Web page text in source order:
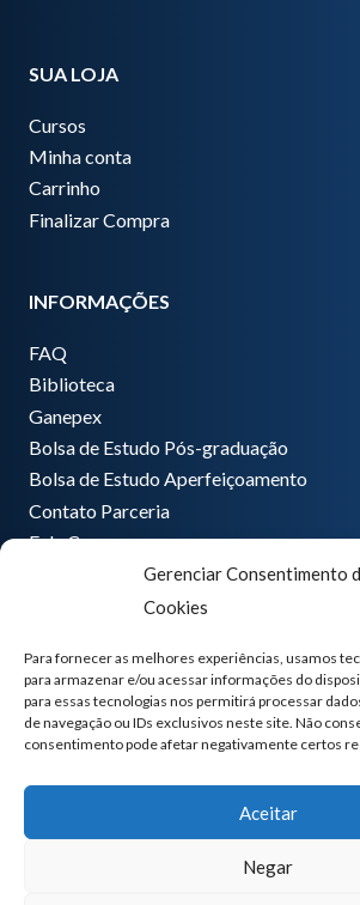
Gerenciar Consentimento
Cookies
Para fornecer as melhores experiências, usamos
para armazenar e/ou acessar informações do
para essas tecnologias nos permitirá processar
de navegação ou IDs exclusivos neste site. Não
consentimento pode afetar negativamente certos
Aceitar
Negar
SUA LOJA
Cursos
Minha conta
Carrinho
Finalizar Compra
INFORMAÇÕES
FAQ
Biblioteca
Ganepex
Bolsa de Estudo Pós-graduação
Bolsa de Estudo Aperfeiçoamento
Contato Parceria
Fale Conosco
informatica@ganeplar.com.br